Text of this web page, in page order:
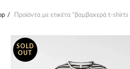
Προϊόντα με ετικέτα “βαμβακερά t-
SOLD
OUT